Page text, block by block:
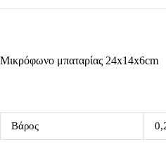
Μικρόφωνο μπαταρίας 24x14x6cm
Βάρος